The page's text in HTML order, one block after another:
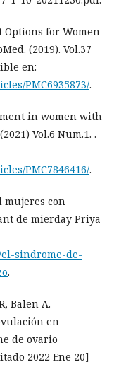
Options for Women
(2019). Vol.37
en:
PMC6935873/.
in women with
Vol.6 Num.1. .
PMC7846416/.
mujeres con
de mierday Priya
sindrome-de-
.
Balen A.
en
de ovario
2022 Ene 20]